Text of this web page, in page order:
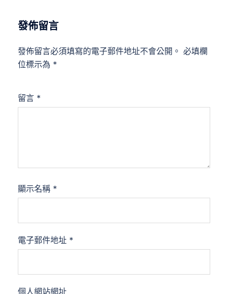
發佈留言
發佈留言必須填寫的電子郵件地址不會公開。 必填欄
位標示為 *
留言 *
顯示名稱 *
電子郵件地址 *
個人網站網址